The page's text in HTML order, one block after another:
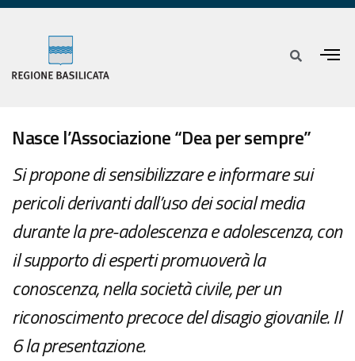
Nasce l’Associazione “Dea per sempre”
Si propone di sensibilizzare e informare sui
pericoli derivanti dall’uso dei social media
durante la pre-adolescenza e adolescenza, con
il supporto di esperti promuoverà la
conoscenza, nella società civile, per un
riconoscimento precoce del disagio giovanile. Il
6 la presentazione.